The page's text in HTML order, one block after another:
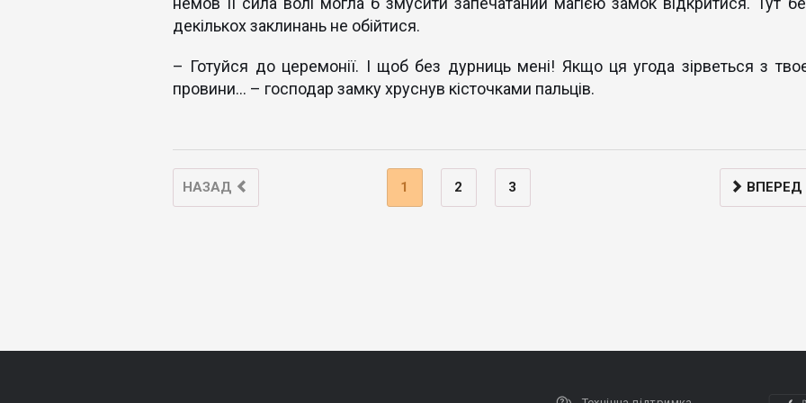
декількох заклинань не обійтися.
– Готуйся до церемонії. І щоб без дурниць мені! Якщо ця угода зірветься з
провини... – господар замку хруснув кісточками пальців.
НАЗАД 1 2 3 ВПЕРЕД